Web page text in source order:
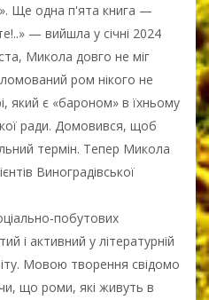
Ще одна п'ята книга —
— вийшла у січні 2024
Микола довго не міг
ром нікого не
який є «бароном» в їхньому
ради. Домовився, щоб
термін. Тепер Микола
Виноградівської
побутових
і активний у літературній
Мовою творення свідомо
що роми, які живуть в